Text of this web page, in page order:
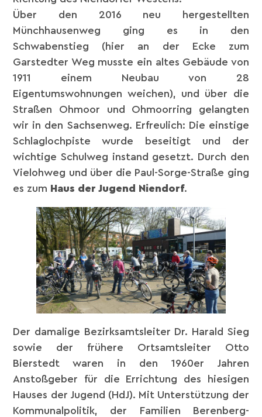
Über den 2016 neu hergestellten
Münchhausenweg ging es in den
Schwabenstieg (hier an der Ecke zum
Garstedter Weg musste ein altes Gebäude von
1911 einem Neubau von 28
Eigentumswohnungen weichen), und über die
Straßen Ohmoor und Ohmoorring gelangten
wir in den Sachsenweg. Erfreulich: Die einstige
Schlaglochpiste wurde beseitigt und der
wichtige Schulweg instand gesetzt. Durch den
Vielohweg und über die Paul-Sorge-Straße ging
es zum Haus der Jugend Niendorf.
Der damalige Bezirksamtsleiter Dr. Harald Sieg
sowie der frühere Ortsamtsleiter Otto
Bierstedt waren in den 1960er Jahren
Anstoßgeber für die Errichtung des hiesigen
Hauses der Jugend (HdJ). Mit Unterstützung der
Kommunalpolitik, der Familien Berenberg-